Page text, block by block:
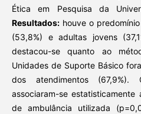
Ética em Pesquisa da
Resultados:houve o
(53,8%) e adultas jovens
destacou-se quanto ao
Unidades de Suporte Básico
dos atendimentos
associaram-se
de ambulância utilizada